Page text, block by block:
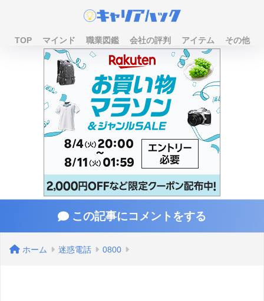
TOP マインド 職業図鑑 会社の評判 アイテム その他
この記事にコメントをする
ホーム 迷惑電話 0800